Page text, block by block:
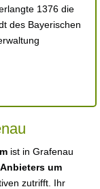
1376 die
des Bayerischen
ist in Grafenau
um
zutrifft. Ihr